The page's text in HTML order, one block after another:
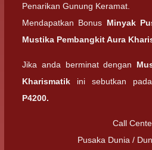
Penarikan Gunung Keramat.
Mendapatkan Bonus Minyak
Mustika Pembangkit Aura
Jika anda berminat dengan
Kharismatik ini sebutkan
P4200.
Call
Pusaka Dunia /